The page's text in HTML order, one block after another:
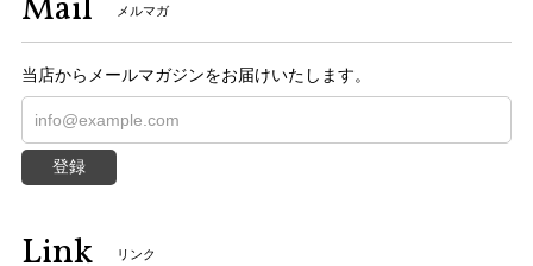
メルマガ
当店からメールマガジンをお届けいたします。
登録
Link リンク